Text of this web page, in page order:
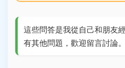
這些問答是我從自己和朋友
有其他問題，歡迎留言討論。